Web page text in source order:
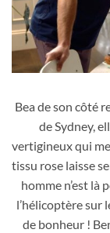
homme mûr dans
Bea de son côté
de Sydney,
vertigineux qui
tissu rose laisse
homme n’est là
l’hélicoptère sur
de bonheur !